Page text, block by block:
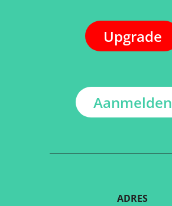
Upgrade
Aanmelden
ADRES